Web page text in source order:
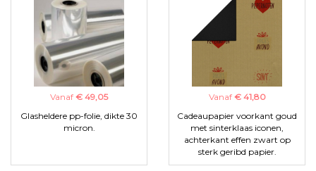
Vanaf € 49,05
Glasheldere pp-folie, dikte 30
micron.
Vanaf € 41,80
Cadeaupapier voorkant goud
met sinterklaas iconen,
achterkant effen zwart op
sterk geribd papier.